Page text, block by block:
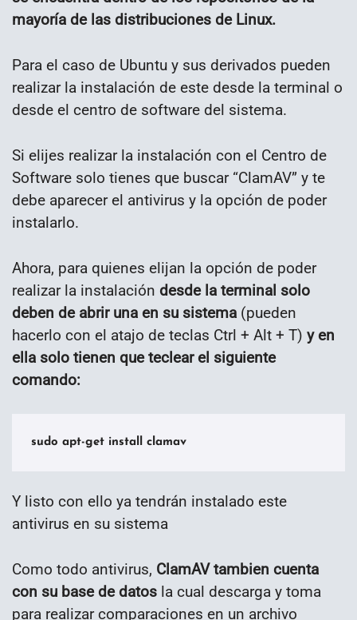
mayoría de las distribuciones de Linux.
Para el caso de Ubuntu y sus derivados pueden
realizar la instalación de este desde la terminal o
desde el centro de software del sistema.
Si elijes realizar la instalación con el Centro de
Software solo tienes que buscar “ClamAV” y te
debe aparecer el antivirus y la opción de poder
instalarlo.
Ahora, para quienes elijan la opción de poder
realizar la instalación desde la terminal solo
deben de abrir una en su sistema (pueden
hacerlo con el atajo de teclas Ctrl + Alt + T) y en
ella solo tienen que teclear el siguiente
comando:
sudo apt-get install clamav
Y listo con ello ya tendrán instalado este
antivirus en su sistema
Como todo antivirus, ClamAV tambien cuenta
con su base de datos la cual descarga y toma
para realizar comparaciones en un archivo